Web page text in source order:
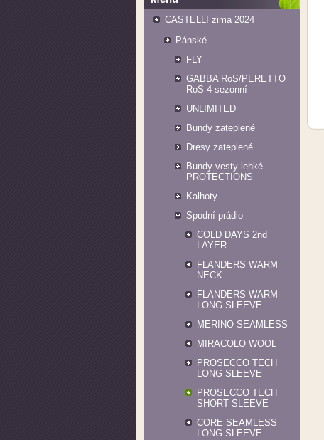
CASTELLI zima 2024
Pánské
FLY
GABBA RoS/PERETTO
RoS 4-sezonní
UNLIMITED
Bundy zateplené
Dresy zateplené
Bundy-vesty lehké
PROTECTIONS
Kalhoty
Spodní prádlo
COLD DAYS 2nd
LAYER
FLANDERS WARM
NECK
FLANDERS WARM
LONG SLEEVE
MERINO SEAMLESS
MIRACOLO WOOL
PROSECCO TECH
LONG SLEEVE
PROSECCO TECH
SHORT SLEEVE
CORE SEAMLESS
LONG SLEEVE